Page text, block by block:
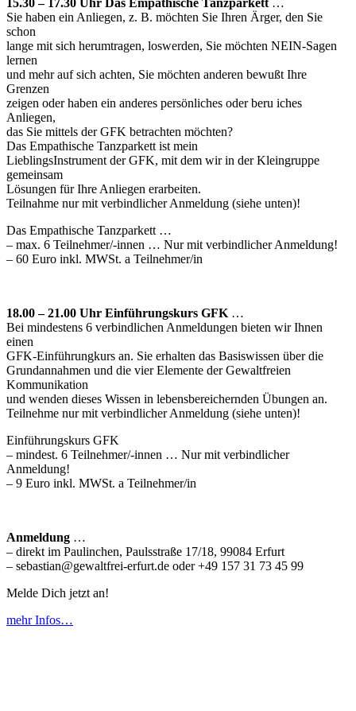
15.30 – 17.30 Uhr Das Empathische Tanzparkett…
Sie haben ein Anliegen, z. B. möchten Sie Ihren Ärger, den Sie
schon
lange mit sich herumtragen, loswerden, Sie möchten NEIN-Sagen
lernen
und mehr auf sich achten, Sie möchten anderen bewußt Ihre
Grenzen
zeigen oder haben ein anderes persönliches oder beru iches
Anliegen,
das Sie mittels der GFK betrachten möchten?
Das Empathische Tanzparkett ist mein
LieblingsInstrument der GFK, mit dem wir in der Kleingruppe
gemeinsam
Lösungen für Ihre Anliegen erarbeiten.
Teilnahme nur mit verbindlicher Anmeldung (siehe unten)!
Das Empathische Tanzparkett …
– max. 6 Teilnehmer/-innen … Nur mit verbindlicher Anmeldung!
– 60 Euro inkl. MWSt. a Teilnehmer/in
18.00 – 21.00 Uhr Einführungskurs GFK…
Bei mindestens 6 verbindlichen Anmeldungen bieten wir Ihnen
einen
GFK-Einführungkurs an. Sie erhalten das Basiswissen über die
Grundannahmen und die vier Elemente der Gewaltfreien
Kommunikation
und wenden dieses Wissen in lebensbereichernden Übungen an.
Teilnehme nur mit verbindlicher Anmeldung (siehe unten)!
Einführungskurs GFK
– mindest. 6 Teilnehmer/-innen … Nur mit verbindlicher
Anmeldung!
– 9 Euro inkl. MWSt. a Teilnehmer/in
Anmeldung …
– direkt im Paulinchen, Paulsstraße 17/18, 99084 Erfurt
– sebastian@gewaltfrei-erfurt.de oder +49 157 31 73 45 99
Melde Dich jetzt an!
mehr Infos…